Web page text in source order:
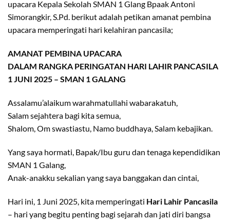
upacara Kepala Sekolah SMAN 1 Glang Bpaak Antoni
Simorangkir, S.Pd. berikut adalah petikan amanat pembina
upacara memperingati hari kelahiran pancasila;
AMANAT PEMBINA UPACARA
DALAM RANGKA PERINGATAN HARI LAHIR PANCASILA
1 JUNI 2025 – SMAN 1 GALANG
Assalamu’alaikum warahmatullahi wabarakatuh,
Salam sejahtera bagi kita semua,
Shalom, Om swastiastu, Namo buddhaya, Salam kebajikan.
Yang saya hormati, Bapak/Ibu guru dan tenaga kependidikan
SMAN 1 Galang,
Anak-anakku sekalian yang saya banggakan dan cintai,
Hari ini, 1 Juni 2025, kita memperingati Hari Lahir Pancasila
– hari yang begitu penting bagi sejarah dan jati diri bangsa